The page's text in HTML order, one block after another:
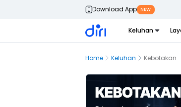
Download App NEW
Keluhan
Home Keluhan Kebotakan